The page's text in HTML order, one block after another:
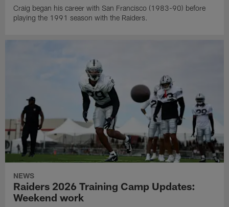
Craig began his career with San Francisco (1983-90) before
playing the 1991 season with the Raiders.
NEWS
Raiders 2026 Training Camp Updates:
Weekend work